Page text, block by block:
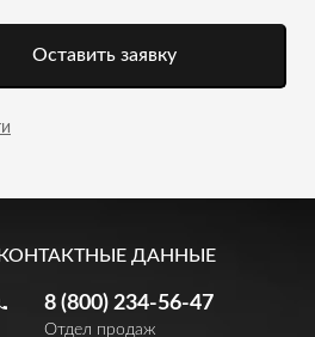
Оставить заявку
КОНТАКТНЫЕ ДАННЫЕ
8 (800) 234-56-47
Отдел продаж